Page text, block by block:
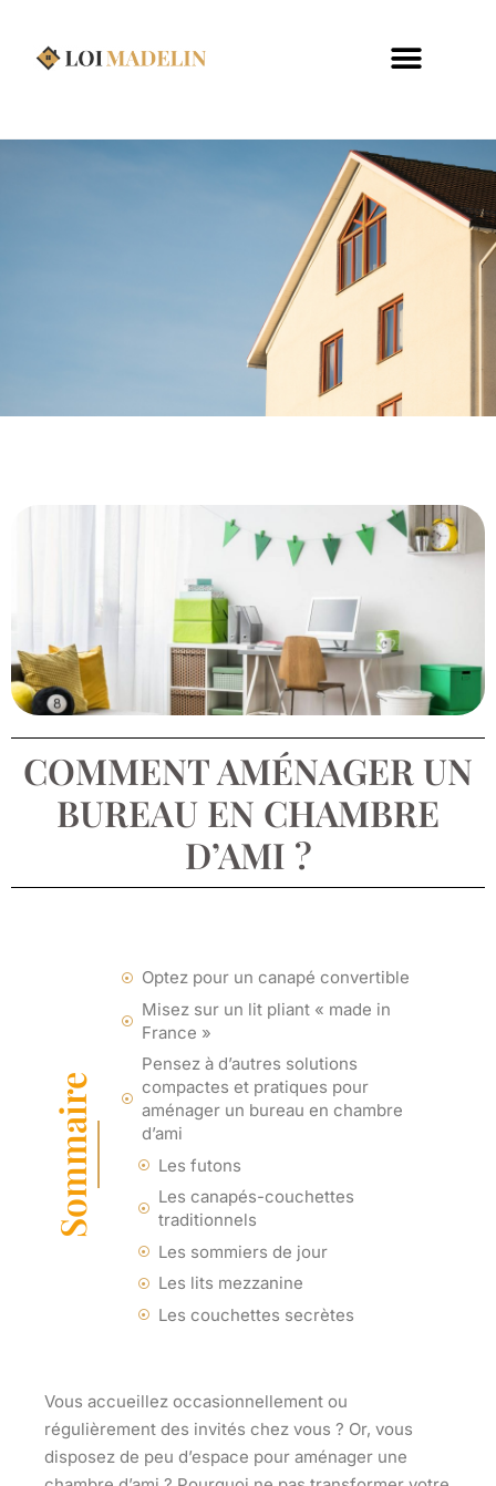
COMMENT AMÉNAGER UN
BUREAU EN CHAMBRE
D’AMI ?
Sommaire
Optez pour un canapé convertible
Misez sur un lit pliant « made in
France »
Pensez à d’autres solutions
compactes et pratiques pour
aménager un bureau en chambre
d’ami
Les futons
Les canapés-couchettes
traditionnels
Les sommiers de jour
Les lits mezzanine
Les couchettes secrètes
Vous accueillez occasionnellement ou
régulièrement des invités chez vous ? Or, vous
disposez de peu d’espace pour aménager une